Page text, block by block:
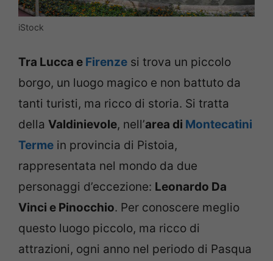
iStock
Tra Lucca e Firenze si trova un piccolo
borgo, un luogo magico e non battuto da
tanti turisti, ma ricco di storia. Si tratta
della Valdinievole, nell’area di Montecatini
Terme in provincia di Pistoia,
rappresentata nel mondo da due
personaggi d’eccezione: Leonardo Da
Vinci e Pinocchio. Per conoscere meglio
questo luogo piccolo, ma ricco di
attrazioni, ogni anno nel periodo di Pasqua